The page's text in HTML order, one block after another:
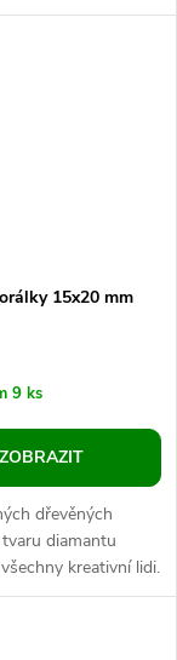
šperky. Jsou
15x20 mm
9 ks
ZOBRAZIT
dřevěných
diamantu
kreativní lidi.
na silon